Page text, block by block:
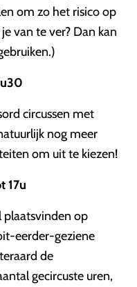
om zo het risico op
van te ver? Dan kan
circussen met
nog meer
om uit te kiezen!
17u
plaatsvinden op
eerder-geziene
de
gecircuste uren,